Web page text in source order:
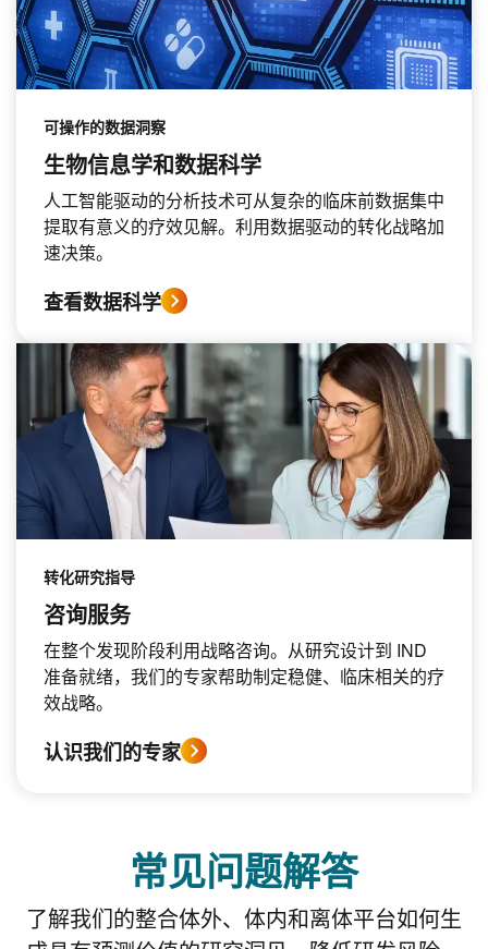
可操作的数据洞察
生物信息学和数据科学
人工智能驱动的分析技术可从复杂的临床前数据集中
提取有意义的疗效见解。利用数据驱动的转化战略加
速决策。
查看数据科学
转化研究指导
咨询服务
在整个发现阶段利用战略咨询。从研究设计到 IND
准备就绪，我们的专家帮助制定稳健、临床相关的疗
效战略。
认识我们的专家
常见问题解答
了解我们的整合体外、体内和离体平台如何生